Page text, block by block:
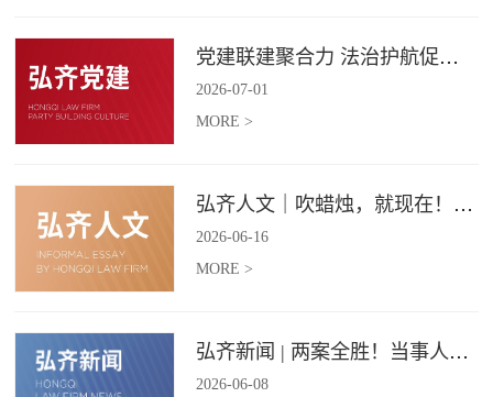
党建联建聚合力 法治护航促振兴 | 弘齐律所党支部与龙星村党委联合开展庆 “七一” 主题党日活动
2026-07-01
MORE >
弘齐人文｜吹蜡烛，就现在！弘齐第二季度生日会如约而至
2026-06-16
MORE >
弘齐新闻 | 两案全胜！当事人赠 “律法精湛 不负重托” 锦旗致谢
2026-06-08